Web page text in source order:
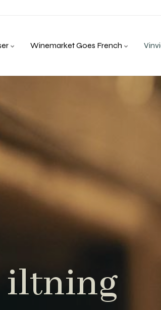
Winemarket Goes French
iltning